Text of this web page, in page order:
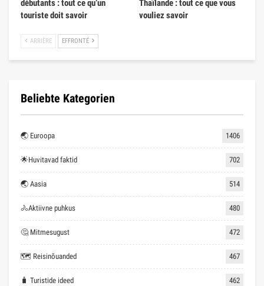
débutants : tout ce qu’un
touriste doit savoir
Thaïlande : tout ce que vous
vouliez savoir
ARRIÈRE EFFRONTÉ
Beliebte Kategorien
🌏 Euroopa 1406
🌟Huvitavad faktid 702
🌏 Aasia 514
🚴Aktiivne puhkus 480
🤔 Mitmesugust 472
🗺 Reisinõuanded 467
🧳 Turistide ideed 462